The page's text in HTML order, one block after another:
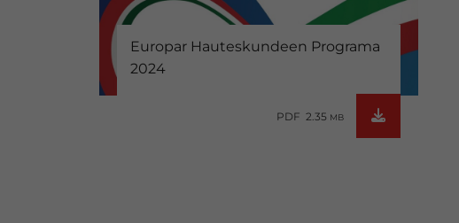
Europar Hauteskundeen Programa
2024
PDF 2.35 MB